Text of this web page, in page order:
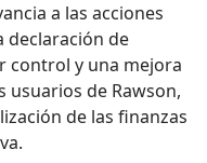
a las acciones
declaración de
control y una mejora
usuarios de Rawson,
de las finanzas